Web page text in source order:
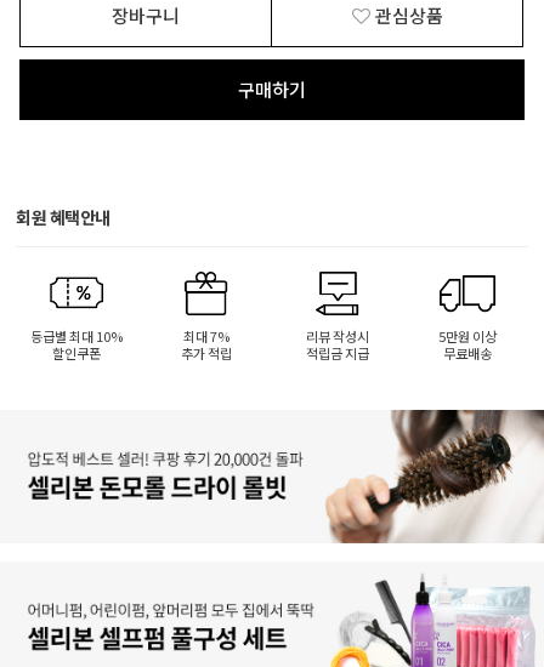
장바구니 관심상품
구매하기
회원 혜택안내
등급별 최대 10%
할인쿠폰
최대 7%
추가 적립
리뷰 작성시
적립금 지급
5만원 이상
무료배송